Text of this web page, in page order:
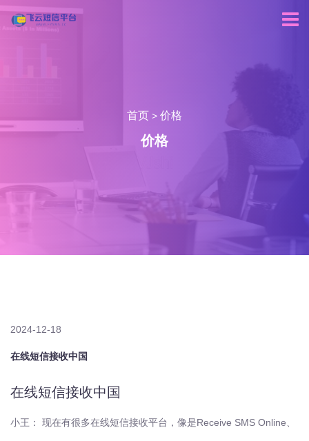
首页 > 价格
价格
2024-12-18
在线短信接收中国
在线短信接收中国
小王： 现在有很多在线短信接收平台，像是Receive SMS Online、